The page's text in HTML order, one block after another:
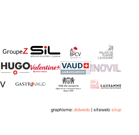
graphisme:didwedo| siteweb:sirup